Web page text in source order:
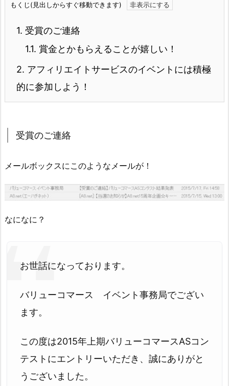
もくじ(見出しからすぐ移動できます)
1. 受賞のご連絡
1.1. 賞金とかもらえることが嬉しい！
2. アフィリエイトサービスのイベントには積極
的に参加しよう！
受賞のご連絡
メールボックスにこのようなメールが！
なになに？
お世話になっております。
バリューコマース イベント事務局でござい
ます。
この度は2015年上期バリューコマースASコン
テストにエントリーいただき、誠にありがと
うございました。